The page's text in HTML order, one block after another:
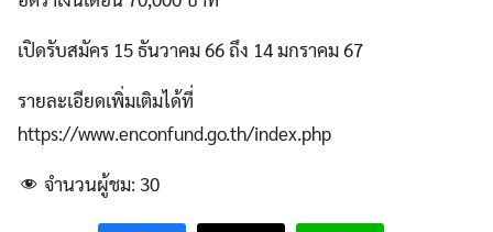
เปิดรับสมัคร 15 ธันวาคม 66 ถึง 14 มกราคม 67
รายละเอียดเพิ่มเติมได้ที่
https://www.enconfund.go.th/index.php
จำนวนผู้ชม: 30